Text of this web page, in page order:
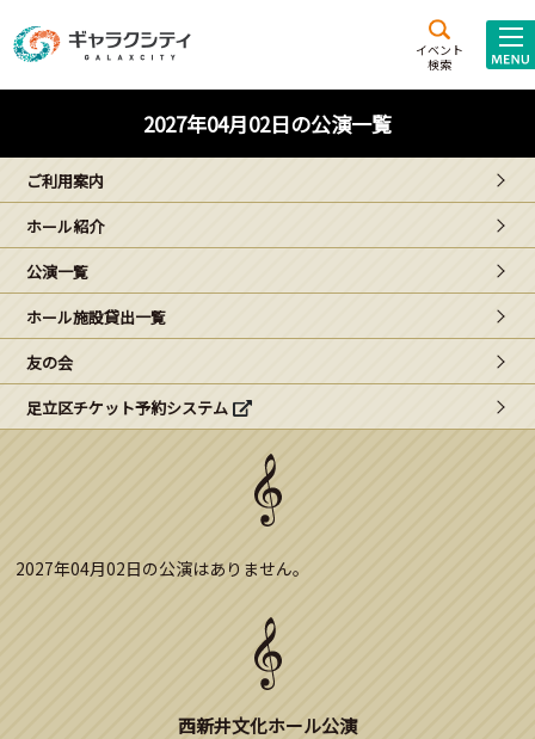
イベント
検索
施設案内
西新井
文化ホール
ギャラクシティとは
こどもみーてぃんぐ
Gがくえん
ブランドからのお知らせ
2027年04月02日の公演一覧
ご利用案内
ホール紹介
公演一覧
ホール施設貸出一覧
友の会
足立区チケット予約システム
2027年04月02日の公演はありません。
西新井文化ホール公演